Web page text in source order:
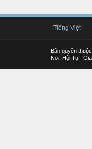
Tiếng Việt
Bản quyền
Nơi: Hội Tụ -